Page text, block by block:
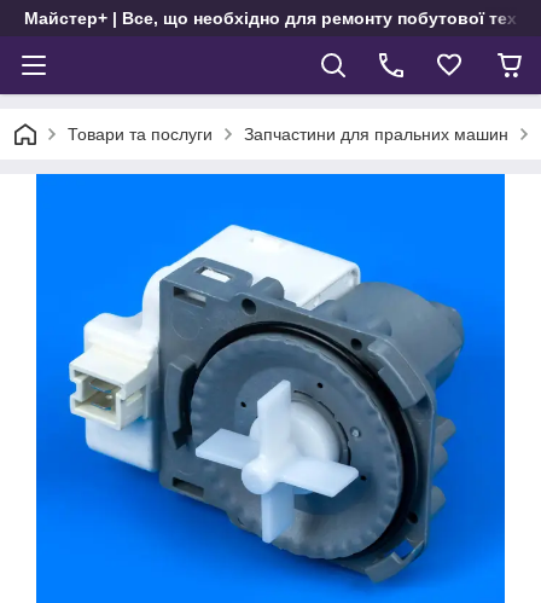
Майстер+ | Все, що необхідно для ремонту побутової
Товари та послуги Запчастини для пральних машин